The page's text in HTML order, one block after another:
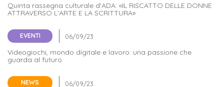
Quinta rassegna culturale d'ADA: «IL RISCATTO DELLE DONNE
ATTRAVERSO L’ARTE E LA SCRITTURA»
EVENTI
Videogiochi, mondo digitale e lavoro: una passione che
guarda al futuro
NEWS